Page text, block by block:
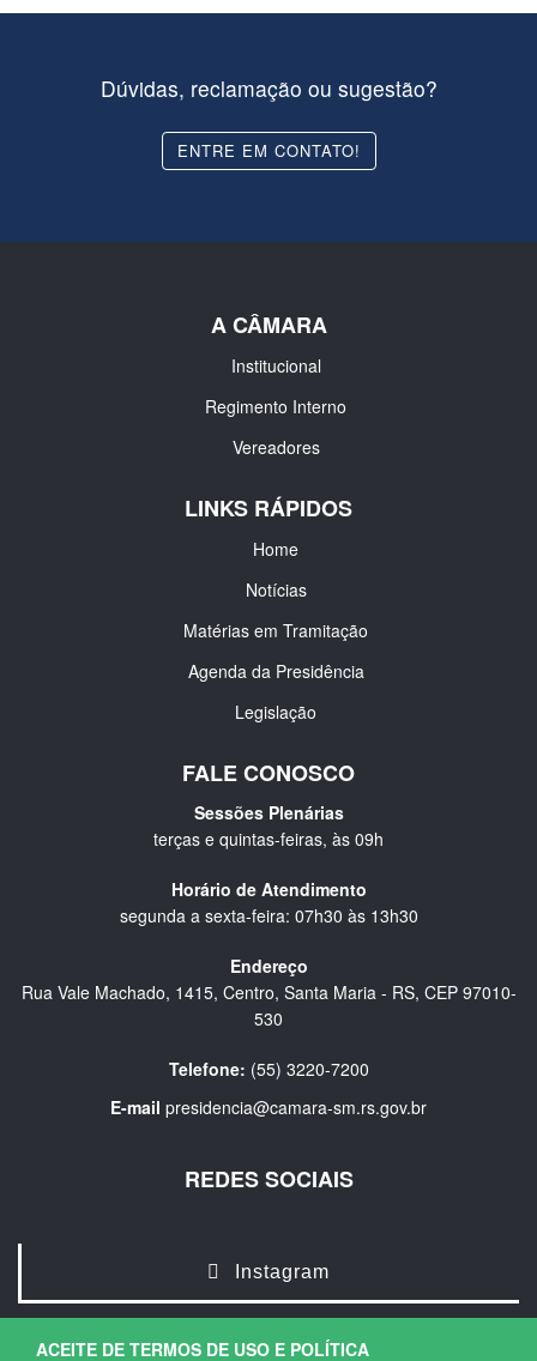
ACEITE DE TERMOS DE USO E POLÍTICA
Dúvidas, reclamação ou sugestão?
ENTRE EM CONTATO!
A CÂMARA
Institucional
Regimento Interno
Vereadores
LINKS RÁPIDOS
Home
Notícias
Matérias em Tramitação
Agenda da Presidência
Legislação
FALE CONOSCO
Sessões Plenárias
terças e quintas-feiras, às 09h
Horário de Atendimento
segunda a sexta-feira: 07h30 às 13h30
Endereço
Rua Vale Machado, 1415, Centro, Santa Maria - RS, CEP 97010-
530
Telefone: (55) 3220-7200
E-mail presidencia@camara-sm.rs.gov.br
REDES SOCIAIS
Instagram